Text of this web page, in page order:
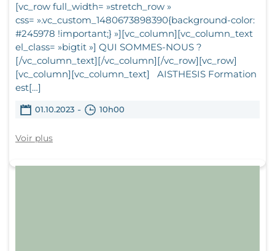
[vc_row full_width= »stretch_row »
css= ».vc_custom_1480673898390{background-color:
#245978 !important;} »][vc_column][vc_column_text
el_class= »bigtit »] QUI SOMMES-NOUS ?
[/vc_column_text][/vc_column][/vc_row][vc_row]
[vc_column][vc_column_text] AISTHESIS Formation
est[…]
01.10.2023 - 10h00
Voir plus